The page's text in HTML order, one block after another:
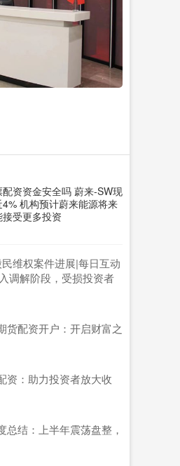
配资资金安全吗 蔚来-SW现
4% 机构预计蔚来能源将来
接受更多投资
维权案件进展|每日互动
调解阶段，受损投资者
货配资开户：开启财富之
资：助力投资者放大收
总结：上半年震荡盘整，